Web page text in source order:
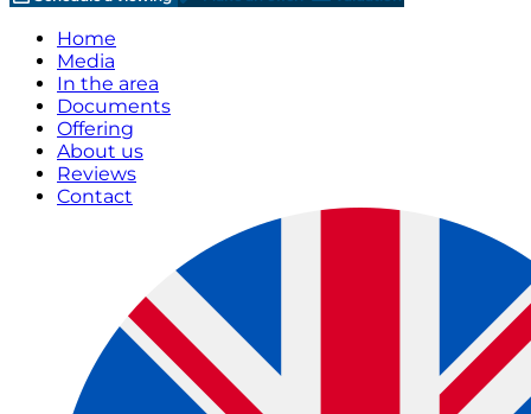
Home
Media
In the area
Documents
Offering
About us
Reviews
Contact